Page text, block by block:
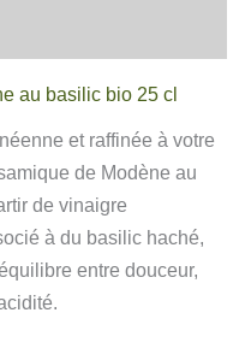
au basilic bio 25 cl
et raffinée à votre
de Modène au
de vinaigre
à du basilic haché,
entre douceur,